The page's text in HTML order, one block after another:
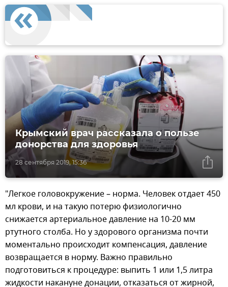
28 сентября 2019, 15:36
Крымский врач рассказала о пользе
донорства для здоровья
"Легкое головокружение – норма. Человек отдает 450
мл крови, и на такую потерю физиологично
снижается артериальное давление на 10-20 мм
ртутного столба. Но у здорового организма почти
моментально происходит компенсация, давление
возвращается в норму. Важно правильно
подготовиться к процедуре: выпить 1 или 1,5 литра
жидкости накануне донации, отказаться от жирной,